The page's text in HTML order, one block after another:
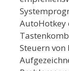
AutoHotkey
Steuern